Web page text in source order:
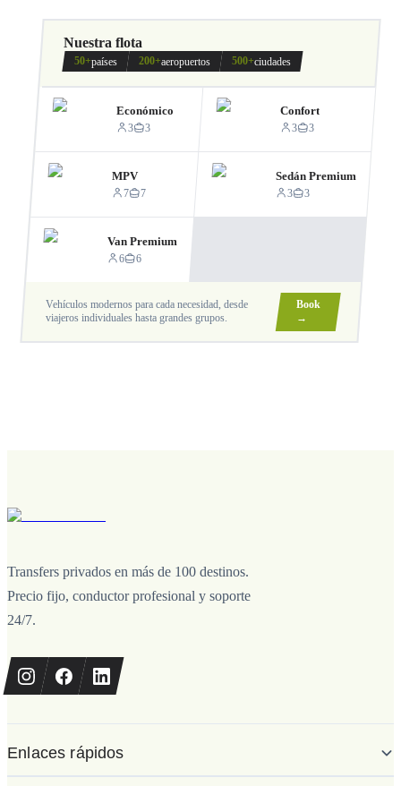
Nuestra flota
50+países 200+aeropuertos 500+ciudades
Económico
3 3
Confort
3 3
MPV
7 7
Sedán Premium
3 3
Van Premium
6 6
Vehículos modernos para cada necesidad, desde
viajeros individuales hasta grandes grupos.
Book
→
Transfers privados en más de 100 destinos.
Precio fijo, conductor profesional y soporte
24/7.
Enlaces rápidos